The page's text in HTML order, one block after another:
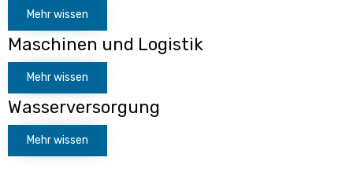
Mehr wissen
Maschinen und Logistik
Mehr wissen
Wasserversorgung
Mehr wissen